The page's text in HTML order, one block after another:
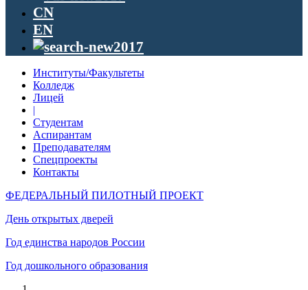
CN
EN
Институты/Факультеты
Колледж
Лицей
|
Студентам
Аспирантам
Преподавателям
Спецпроекты
Контакты
ФЕДЕРАЛЬНЫЙ ПИЛОТНЫЙ ПРОЕКТ
День открытых дверей
Год единства народов России
Год дошкольного образования